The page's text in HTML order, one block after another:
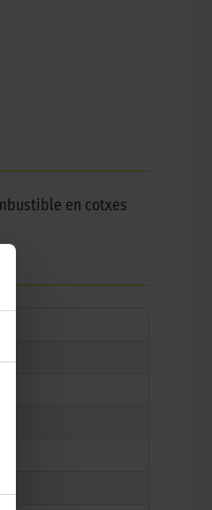
en cotxes